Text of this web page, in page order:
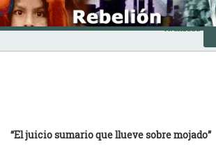
Skip
to
content
INICIO
Avanzada
“El juicio sumario que llueve sobre mojado”